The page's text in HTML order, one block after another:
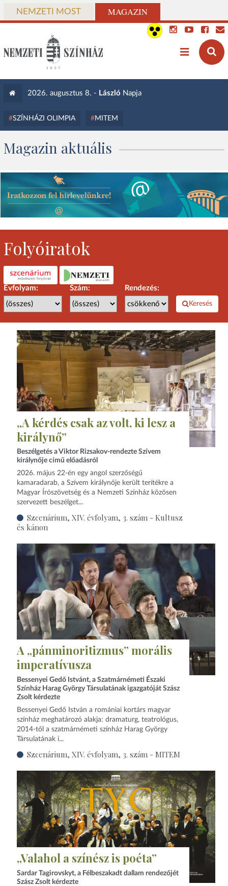
NEMZETI MOST MAGAZIN
2026. augusztus 8. - László Napja
SZÍNHÁZI OLIMPIA MITEM
Magazin aktuális
Folyóiratok
Évfolyam: Szám: Rendezés:
Keresés
„A kérdés csak az volt, ki lesz a
királynő”
Beszélgetés a Viktor Rizsakov-rendezte Szívem
királynője című előadásról
2026. május 22‑én egy angol szerzőségű
kamaradarab, a Szívem királynője került terítékre a
Magyar Írószövetség és a Nemzeti Színház közösen
szervezett beszélget...
Szcenárium, XIV. évfolyam, 3. szám - Kultusz
és kánon
A „pánminoritizmus” morális
imperatívusza
Bessenyei Gedő Istvánt, a Szatmárnémeti Északi
Színház Harag György Társulatának igazgatóját Szász
Zsolt kérdezte
Bessenyei Gedő István a romániai kortárs magyar
színház meghatározó alakja: dramaturg, teatrológus,
2014‑től a szatmárnémeti színház Harag György
Társulatának i...
Szcenárium, XIV. évfolyam, 3. szám - MITEM
„Valahol a színész is poéta”
Sardar Tagirovskyt, a Félbeszakadt dallam rendezőjét
Szász Zsolt kérdezte